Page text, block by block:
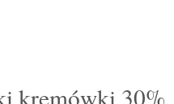
kremówki 30%